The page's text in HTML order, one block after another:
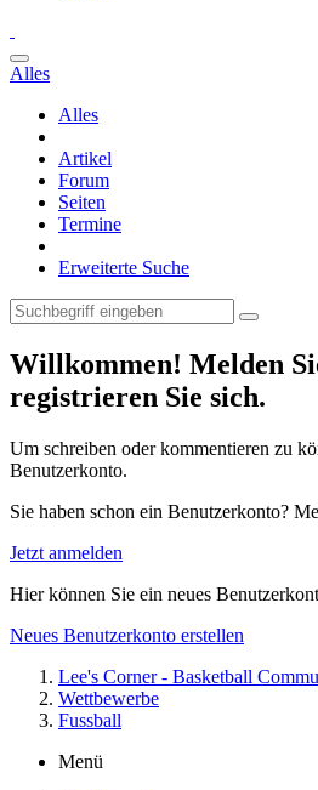
Alles
Alles
Artikel
Forum
Seiten
Termine
Erweiterte Suche
Willkommen! Melden
registrieren Sie sich.
Um schreiben oder kommentieren zu
Benutzerkonto.
Sie haben schon ein Benutzerkonto?
Jetzt anmelden
Hier können Sie ein neues
Neues Benutzerkonto erstellen
Lee's Corner - Basketball
Wettbewerbe
Fussball
Menü